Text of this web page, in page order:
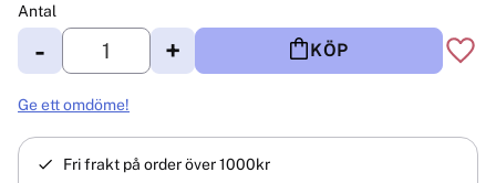
Antal
+
- KÖP
Ge ett omdöme!
Fri frakt på order över 1000kr